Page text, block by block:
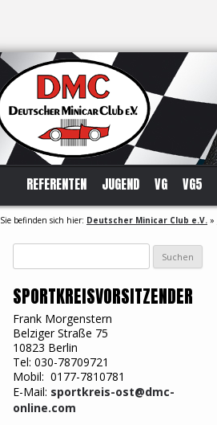
REFERENTEN JUGEND VG VG5
Sie befinden sich hier: Deutscher Minicar Club e.V. »
nach:
SPORTKREISVORSITZENDER
Frank Morgenstern
Belziger Straße 75
10823 Berlin
Tel: 030-78709721
Mobil: 0177-7810781
E-Mail: sportkreis-ost@dmc-
online.com